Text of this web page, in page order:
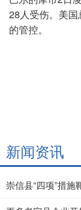
28人受伤。美
的管控。
新闻资讯
崇信县“四项”措